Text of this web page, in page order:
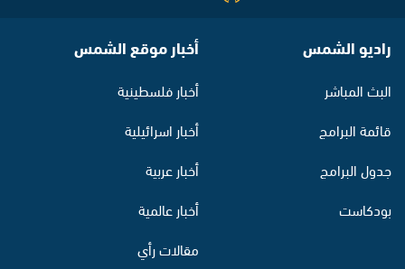
راديو الشمس
البث المباشر
قائمة البرامج
جدول البرامج
بودكاست
أخبار موقع الشمس
أخبار فلسطينية
أخبار اسرائيلية
أخبار عربية
أخبار عالمية
مقالات رأي